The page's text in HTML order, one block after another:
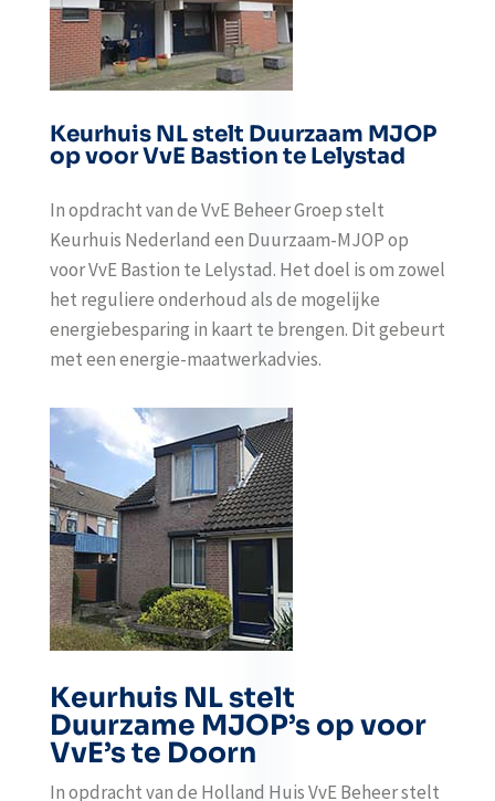
Keurhuis NL stelt Duurzaam MJOP
op voor VvE Bastion te Lelystad
In opdracht van de VvE Beheer Groep stelt
Keurhuis Nederland een Duurzaam-MJOP op
voor VvE Bastion te Lelystad. Het doel is om zowel
het reguliere onderhoud als de mogelijke
energiebesparing in kaart te brengen. Dit gebeurt
met een energie-maatwerkadvies.
Keurhuis NL stelt
Duurzame MJOP’s op voor
VvE’s te Doorn
In opdracht van de Holland Huis VvE Beheer stelt